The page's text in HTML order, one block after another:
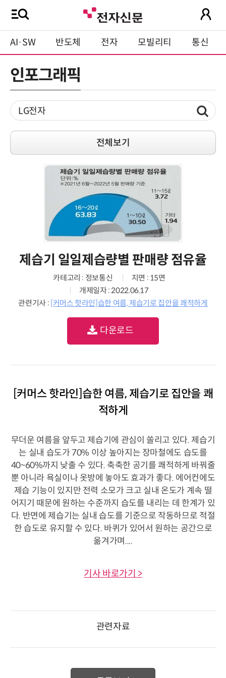
AI·SW 반도체 전자 모빌리티 통신
인포그래픽
전체보기
제습기 일일제습량별 판매량 점유율
카테고리 : 정보통신
지면 : 15면
개제일자 : 2022.06.17
관련기사 : [커머스 핫라인]습한 여름, 제습기로 집안을 쾌적하게
다운로드
[커머스 핫라인]습한 여름, 제습기로 집안을 쾌
적하게
무더운 여름을 앞두고 제습기에 관심이 쏠리고 있다. 제습기
는 실내 습도가 70% 이상 높아지는 장마철에도 습도를
40~60%까지 낮출 수 있다. 축축한 공기를 쾌적하게 바꿔줄
뿐 아니라 욕실이나 옷방에 놓아도 효과가 좋다. 에어컨에도
제습 기능이 있지만 전력 소모가 크고 실내 온도가 계속 떨
어지기 때문에 원하는 수준까지 습도를 내리는 데 한계가 있
다. 반면에 제습기는 실내 습도를 기준으로 작동하므로 적절
한 습도로 유지할 수 있다. 바퀴가 있어서 원하는 공간으로
옮겨가며....
기사 바로가기 >
관련자료